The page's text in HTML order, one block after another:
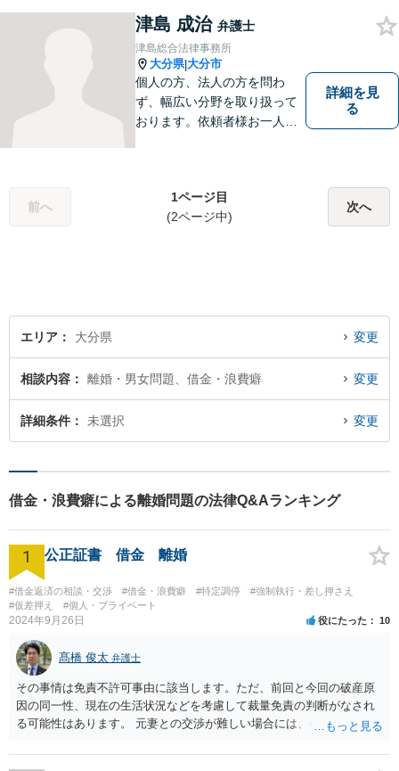
津島 成治 弁護士
津島総合法律事務所
大分県|大分市
個人の方、法人の方を問わ
ず、幅広い分野を取り扱って
おります。依頼者様お一人お
題でお困りの方はぜひご相談
ください。
詳細を見
る
前へ
1ページ目
(2ページ中)
次へ
エリア 大分県 変更
相談内容 離婚・男女問題、借金・浪費癖 変更
詳細条件 未選択 変更
借金・浪費癖による離婚問題の法律Q&Aランキング
1 公正証書 借金 離婚
#借金返済の相談・交渉 #借金・浪費癖 #特定調停
#強制執行・差し押さえ
#仮差押え
#個人・プライベート
2024年9月26日 役にたった 10
髙橋 俊太 弁護士
その事情は免責不許可事由に該当します。ただ、前回と今回の破産原
因の同一性、現在の生活状況などを考慮して裁量免責の判断がなされ
る可能性はあります。 元妻との交渉が難しい場合には、破産も検討な
証役場に伝える事柄ではありません。